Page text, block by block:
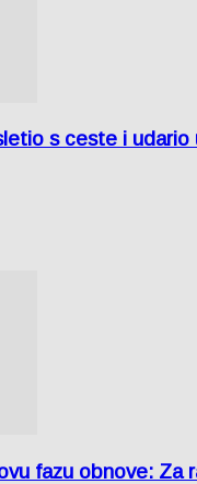
s ceste i
fazu obnove: